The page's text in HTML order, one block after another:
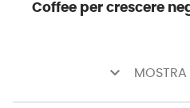
Coffee per crescere
keyboard_arrow_down MOSTRA